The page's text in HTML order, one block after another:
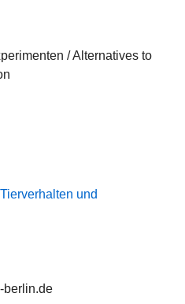
/ Alternatives to
und
berlin.de